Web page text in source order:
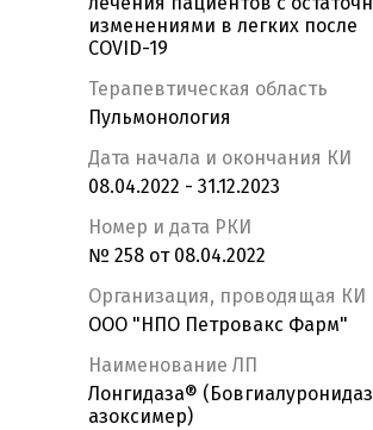
изменениями в легких после
COVID-19
Терапевтическая область
Пульмонология
Дата начала и окончания КИ
08.04.2022 - 31.12.2023
Номер и дата РКИ
№ 258 от 08.04.2022
Организация, проводящая КИ
ООО "НПО Петровакс Фарм"
Наименование ЛП
Лонгидаза®
азоксимер)